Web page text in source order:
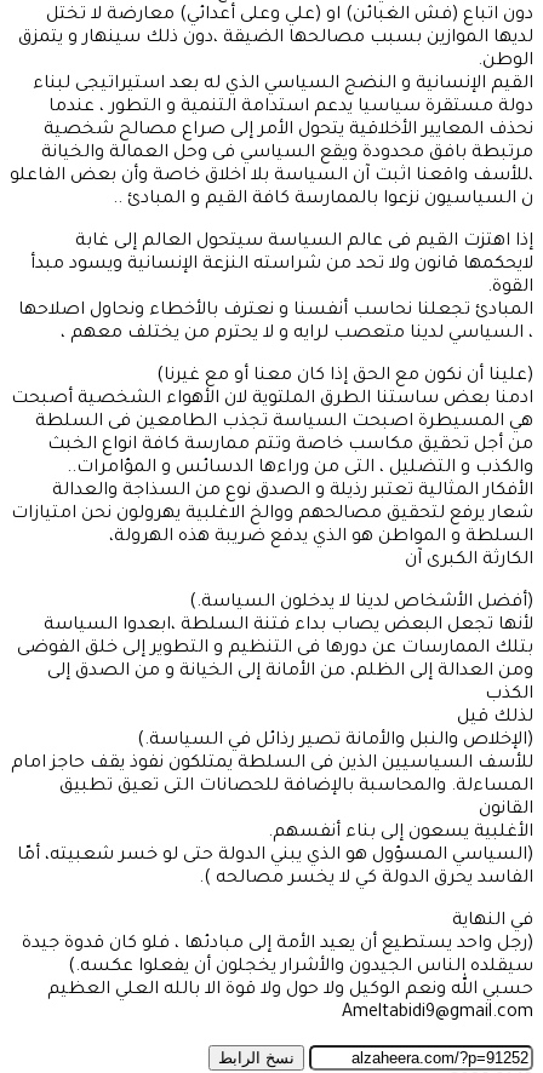
دون اتباع (فش الغبائن) او (علي وعلى أعدائي) معارضة لا تختل
لديها الموازين بسبب مصالحها الضيقة ،دون ذلك سينهار و يتمزق
الوطن.
القيم الإنسانية و النضج السياسي الذي له بعد استيراتيجى لبناء
دولة مستقرة سياسيا يدعم استدامة التنمية و التطور ، عندما
نحذف المعايير الأخلاقية يتحول الأمر إلى صراع مصالح شخصية
مرتبطة بافق محدودة ويقع السياسي فى وحل العمالة والخيانة
،للأسف واقعنا اثبت آن السياسة بلا اخلاق خاصة وأن بعض الفاعلو
ن السياسيون نزعوا بالممارسة كافة القيم و المبادئ ..
إذا اهتزت القيم فى عالم السياسة سيتحول العالم إلى غابة
لايحكمها قانون ولا تحد من شراسته النزعة الإنسانية ويسود مبدأ
القوة.
المبادئ تجعلنا نحاسب أنفسنا و نعترف بالأخطاء ونحاول اصلاحها
، السياسي لدينا متعصب لرايه و لا يحترم من يختلف معهم ،
(علينا أن نكون مع الحق إذا كان معنا أو مع غيرنا)
ادمنا بعض ساستنا الطرق الملتوية لان الأهواء الشخصية أصبحت
هي المسيطرة اصبحت السياسة تجذب الطامعين فى السلطة
من أجل تحقيق مكاسب خاصة وتتم ممارسة كافة انواع الخبث
والكذب و التضليل ، التى من وراءها الدسائس و المؤامرات..
الأفكار المثالية تعتبر رذيلة و الصدق نوع من السذاجة والعدالة
شعار يرفع لتحقيق مصالحهم ووالخ الاغلبية يهرولون نحن امتيازات
السلطة و المواطن هو الذي يدفع ضريبة هذه الهرولة،
الكارثة الكبرى آن
(أفضل الأشخاص لدينا لا يدخلون السياسة.)
لأنها تجعل البعض يصاب بداء فتنة السلطة ،ابعدوا السياسة
بتلك الممارسات عن دورها فى التنظيم و التطوير إلى خلق الفوضى
ومن العدالة إلى الظلم، من الأمانة إلى الخيانة و من الصدق إلى
الكذب
لذلك قيل
(الإخلاص والنبل والأمانة تصير رذائل في السياسة.)
للأسف السياسيين الذين فى السلطة يمتلكون نفوذ يقف حاجز امام
المساءلة. والمحاسبة بالإضافة للحصانات التى تعيق تطبيق
القانون
الأغلبية يسعون إلى بناء أنفسهم.
(السياسي المسؤول هو الذي يبني الدولة حتى لو خسر شعبيته، أمّا
الفاسد يحرق الدولة كي لا يخسر مصالحه ).
في النهاية
(رجل واحد يستطيع أن يعيد الأمة إلى مبادئها ، فلو كان قدوة جيدة
سيقلده الناس الجيدون والأشرار يخجلون أن يفعلوا عكسه.)
حسبي الله ونعم الوكيل ولا حول ولا قوة الا بالله العلي العظيم
Ameltabidi9@gmail.com
نسخ الرابط